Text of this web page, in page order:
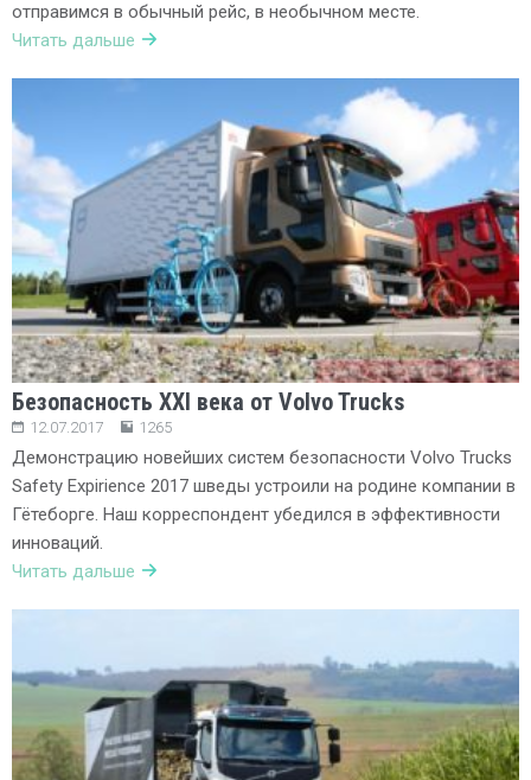
отправимся в обычный рейс, в необычном месте.
Читать дальше
Безопасность XXI века от Volvo Trucks
12.07.2017 1265
Демонстрацию новейших систем безопасности Volvo Trucks
Safety Expirience 2017 шведы устроили на родине компании в
Гётеборге. Наш корреспондент убедился в эффективности
инноваций.
Читать дальше